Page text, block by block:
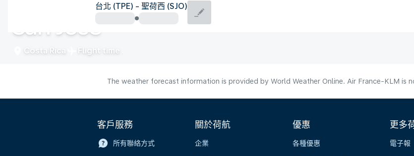
San Jose
Costa Rica Flight time
台北 (TPE) - 聖荷西 (SJO)
The weather forecast information is provided by World Weather Online. Air France-KLM is
客戶服務
所有聯絡方式
關於荷航
企業
優惠
各種優惠
更多
電子報